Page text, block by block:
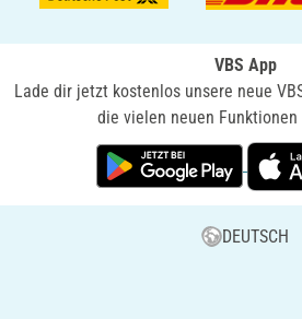
VBS App
Lade dir jetzt kostenlos unsere neue
die vielen neuen
DEUTSCH